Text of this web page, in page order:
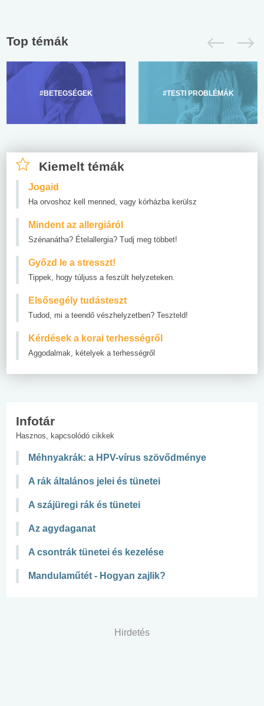
Top témák
#BETEGSÉGEK #TESTI PROBLÉMÁK
Kiemelt témák
Jogaid
Ha orvoshoz kell menned, vagy kórházba kerülsz
Mindent az allergiáról
Szénanátha? Ételallergia? Tudj meg többet!
Győzd le a stresszt!
Tippek, hogy túljuss a feszült helyzeteken.
Elsősegély tudásteszt
Tudod, mi a teendő vészhelyzetben? Teszteld!
Kérdések a korai terhességről
Aggodalmak, kételyek a terhességről
Infotár
Hasznos, kapcsolódó cikkek
Méhnyakrák: a HPV-vírus szövődménye
A rák általános jelei és tünetei
A szájüregi rák és tünetei
Az agydaganat
A csontrák tünetei és kezelése
Mandulaműtét - Hogyan zajlik?
Hirdetés